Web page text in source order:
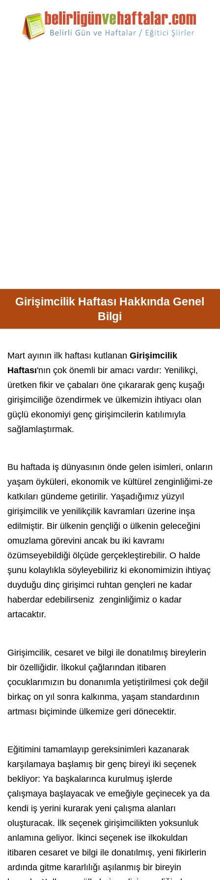
Girişimcilik Haftası Hakkında Genel
Bilgi
Mart ayının ilk haftası kutlanan Girişimcilik
Haftası'nın çok önemli bir amacı vardır: Yenilikçi,
üretken fikir ve çabaları öne çıkararak genç kuşağı
girişimciliğe özendirmek ve ülkemizin ihtiyacı olan
güçlü ekonomiyi genç girişimcilerin katılımıyla
sağlamlaştırmak.
Bu haftada iş dünyasının önde gelen isimleri, onların
yaşam öyküleri, ekonomik ve kültürel zenginliğimi-ze
katkıları gündeme getirilir. Yaşadığımız yüzyıl
girişimcilikve yenilikçilik kavramları üzerine inşa
edilmiştir. Bir ülkenin gençliği o ülkenin geleceğini
omuzlama görevini ancak bu iki kavramı
özümseyebildiği ölçüde gerçekleştirebilir. O halde
şunu kolaylıkla söyleyebiliriz ki ekonomimizin ihtiyaç
duyduğu dinç girişimci ruhtan gençleri ne kadar
haberdar edebilirseniz zenginliğimiz o kadar
artacaktır.
Girişimcilik, cesaret ve bilgi ile donatılmış bireylerin
bir özelliğidir. İlkokul çağlarından itibaren
çocuklarımızın bu donanımla yetiştirilmesi çok değil
birkaç on yıl sonra kalkınma, yaşam standardının
artması biçiminde ülkemize geri dönecektir.
Eğitimini tamamlayıp gereksinimleri kazanarak
karşılamaya başlamış bir genç bireyi iki seçenek
bekliyor: Ya başkalarınca kurulmuş işlerde
çalışmaya başlayacak ve emeğiyle geçinecek ya da
kendi iş yerini kurarak yeni çalışma alanları
oluşturacak. İlk seçenek girişimcilikten yoksunluk
anlamına geliyor. İkinci seçenek ise ilkokuldan
itibaren cesaret ve bilgi ile donatılmış, yeni fikirlerin
ardında gitme kararlılığı aşılanmış bir bireyin